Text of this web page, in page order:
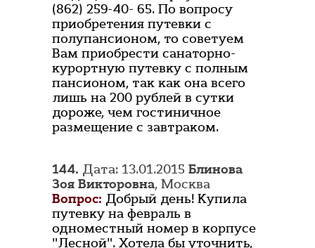
(862) 259-40- 65. По вопросу
приобретения путевки с
полупансионом, то советуем
Вам приобрести санаторно-
курортную путевку с полным
пансионом, так как она всего
лишь на 200 рублей в сутки
дороже, чем гостиничное
размещение с завтраком.
144. Дата: 13.01.2015 Блинова
Зоя Викторовна, Москва
Вопрос: Добрый день! Купила
путевку на февраль в
одноместный номер в корпусе
"Лесной". Хотела бы уточнить,